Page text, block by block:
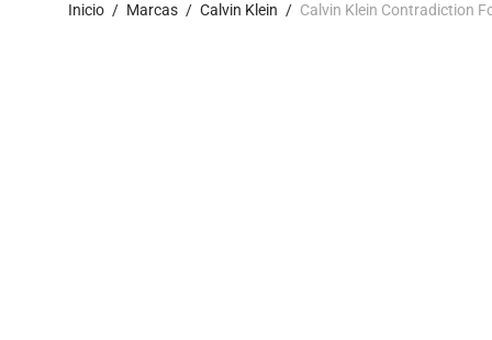
Inicio / Marcas / Calvin Klein / Calvin Klein Contradiction